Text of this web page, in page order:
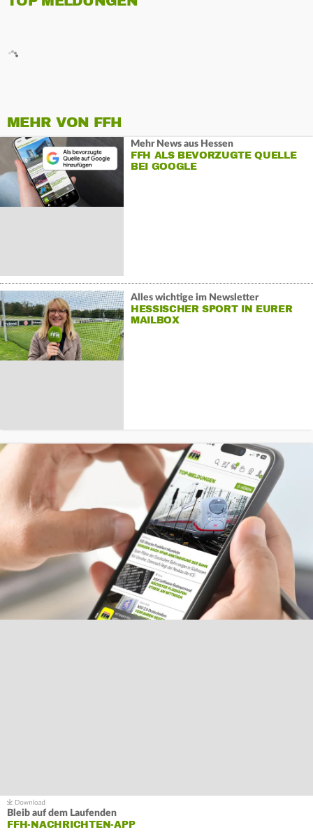
MEHR VON FFH
Mehr News aus Hessen
FFH ALS BEVORZUGTE QUELLE
BEI GOOGLE
Alles wichtige im Newsletter
HESSISCHER SPORT IN EURER
MAILBOX
Bleib auf dem Laufenden
FFH-NACHRICHTEN-APP